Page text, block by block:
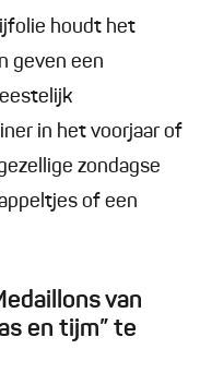
houdt het
geven een
in het voorjaar of
zondagse
of een
van
en tijm” te